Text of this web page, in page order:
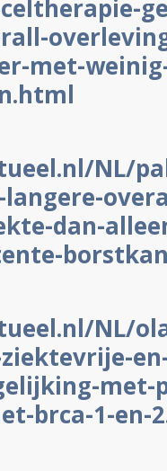
met-
NL/
dan-
NL/
met-
brca-1-en-